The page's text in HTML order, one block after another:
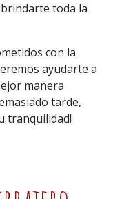
toda la
con la
ayudarte a
manera
tarde,
tranquilidad!